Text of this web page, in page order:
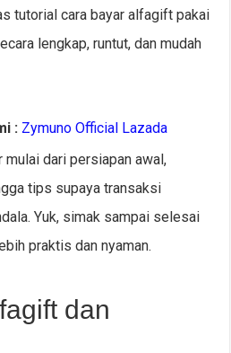
tutorial cara bayar alfagift pakai
lengkap, runtut, dan mudah
: Zymuno Official Lazada
mulai dari persiapan awal,
tips supaya transaksi
Yuk, simak sampai selesai
praktis dan nyaman.
dan